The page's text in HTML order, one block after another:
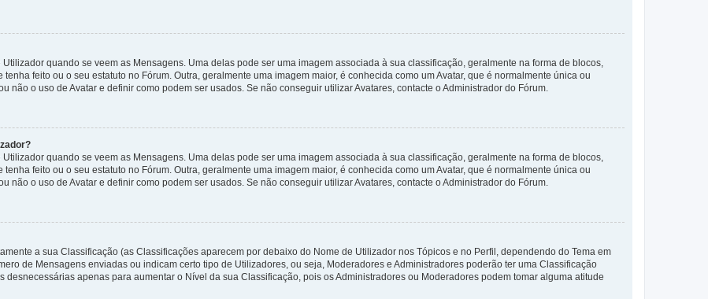
quando se veem as Mensagens. Uma delas pode ser uma imagem associada à sua classificação, geralmente na forma de blocos,
feito ou o seu estatuto no Fórum. Outra, geralmente uma imagem maior, é conhecida como um Avatar, que é normalmente única ou
não o uso de Avatar e definir como podem ser usados. Se não conseguir utilizar Avatares, contacte o Administrador do Fórum.
quando se veem as Mensagens. Uma delas pode ser uma imagem associada à sua classificação, geralmente na forma de blocos,
feito ou o seu estatuto no Fórum. Outra, geralmente uma imagem maior, é conhecida como um Avatar, que é normalmente única ou
não o uso de Avatar e definir como podem ser usados. Se não conseguir utilizar Avatares, contacte o Administrador do Fórum.
a sua Classificação (as Classificações aparecem por debaixo do Nome de Utilizador nos Tópicos e no Perfil, dependendo do Tema em
de Mensagens enviadas ou indicam certo tipo de Utilizadores, ou seja, Moderadores e Administradores poderão ter uma Classificação
desnecessárias apenas para aumentar o Nível da sua Classificação, pois os Administradores ou Moderadores podem tomar alguma atitude